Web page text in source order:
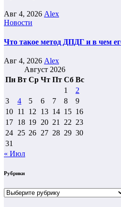
Авг 4, 2026 Alex
Новости
Что такое метод ДПДГ и в чем
Авг 4, 2026 Alex
Август 2026
Пн Вт Ср Чт Пт Сб Вс
1
2
3
4 5 6 7 8
9
10 11 12 13 14 15 16
17 18 19 20 21 22 23
24 25 26 27 28 29 30
31
« Июл
Рубрики
Рубрики